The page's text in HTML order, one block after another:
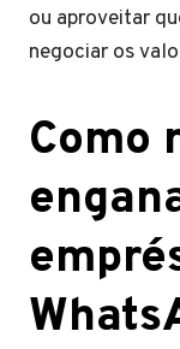
ou aproveitar
negociar os
Como